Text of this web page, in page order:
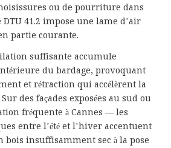
ou de pourriture dans
DTU 41.2 impose une lame d’air
partie courante.
suffisante accumule
du bardage, provoquant
et rétraction qui accélèrent la
des façades exposées au sud ou
fréquente à Cannes — les
entre l’été et l’hiver accentuent
bois insuffisamment sec à la pose